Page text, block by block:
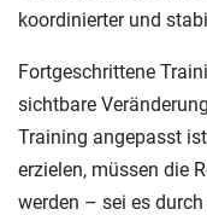
koordinierter und
Fortgeschrittene
sichtbare
Training angepasst
erzielen, müssen die
werden – sei es